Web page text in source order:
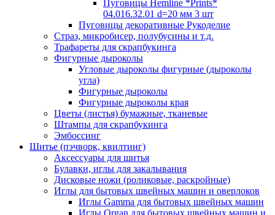
Пуговицы Hemline *Prints*
04.016.32.01 d=20 мм 3 шт
Пуговицы декоративные Рукоделие
Страз, микробисер, полубусины и т.д.
Трафареты для скрапбукинга
Фигурные дыроколы
Угловые дыроколы фигурные (дыроколы
угла)
Фигурные дыроколы
Фигурные дыроколы края
Цветы (листья) бумажные, тканевые
Штампы для скрапбукинга
Эмбоссинг
Шитье (пэчворк, квилтинг)
Аксессуары для шитья
Булавки, иглы для закалывания
Дисковые ножи (роликовые, раскройные)
Иглы для бытовых швейных машин и оверлоков
Иглы Gamma для бытовых швейных машин
Иглы Organ для бытовых швейных машин и